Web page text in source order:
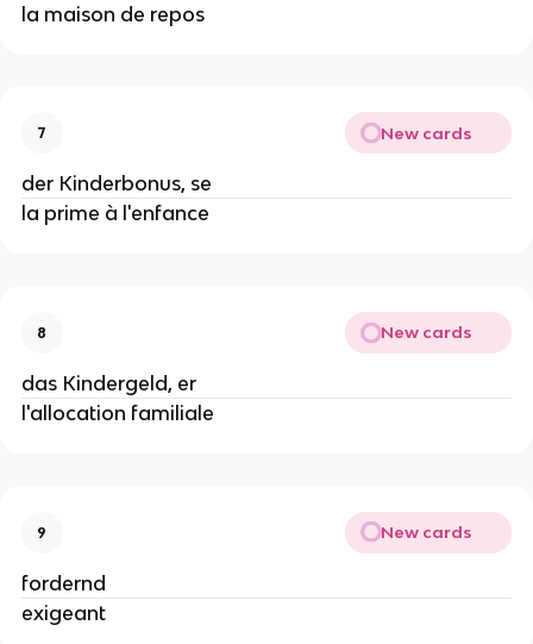
la maison de repos
7 New cards
der Kinderbonus, se
la prime à l'enfance
8 New cards
das Kindergeld, er
l'allocation familiale
9 New cards
fordernd
exigeant